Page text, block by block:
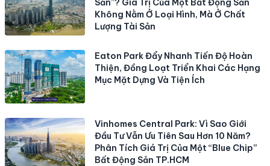
Sản”? Giá Trị Của Một Bất Động Sản
Không Nằm Ở Loại Hình, Mà Ở Chất
Lượng Tài Sản
Eaton Park Đẩy Nhanh Tiến Độ Hoàn
Thiện, Đồng Loạt Triển Khai Các Hạng
Mục Mặt Dựng Và Tiện Ích
Vinhomes Central Park: Vì Sao Giới
Đầu Tư Vẫn Ưu Tiên Sau Hơn 10 Năm?
Phân Tích Giá Trị Của Một “Blue Chip”
Bất Động Sản TP.HCM